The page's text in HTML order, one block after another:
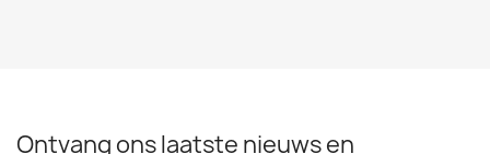
Ontvang ons laatste nieuws en